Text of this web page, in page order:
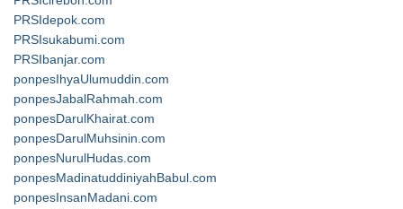
PRSIdepok.com
PRSIsukabumi.com
PRSIbanjar.com
ponpesIhyaUlumuddin.com
ponpesJabalRahmah.com
ponpesDarulKhairat.com
ponpesDarulMuhsinin.com
ponpesNurulHudas.com
ponpesMadinatuddiniyahBabul.com
ponpesInsanMadani.com